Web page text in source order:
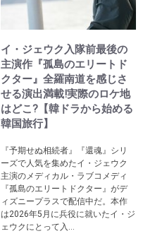
イ・ジェウク入隊前最後の
主演作『孤島のエリートド
クター』全羅南道を感じさ
せる演出満載!実際のロケ地
はどこ?【韓ドラから始める
韓国旅行】
『予期せぬ相続者』『還魂』シリ
ーズで人気を集めたイ・ジェウク
主演のメディカル・ラブコメディ
『孤島のエリートドクター』がデ
ィズニープラスで配信中だ。本作
は2026年5月に兵役に就いたイ・ジ
ェウクにとって入...